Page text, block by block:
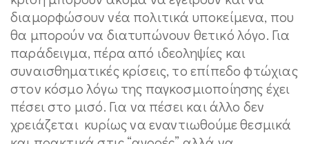
διαμορφώσουν νέα πολιτικά υποκείμενα, που
θα μπορούν να διατυπώνουν θετικό λόγο. Για
παράδειγμα, πέρα από ιδεοληψίες και
συναισθηματικές κρίσεις, το επίπεδο φτώχιας
στον κόσμο λόγω της παγκοσμιοποίησης έχει
πέσει στο μισό. Για να πέσει και άλλο δεν
χρειάζεται κυρίως να εναντιωθούμε θεσμικά